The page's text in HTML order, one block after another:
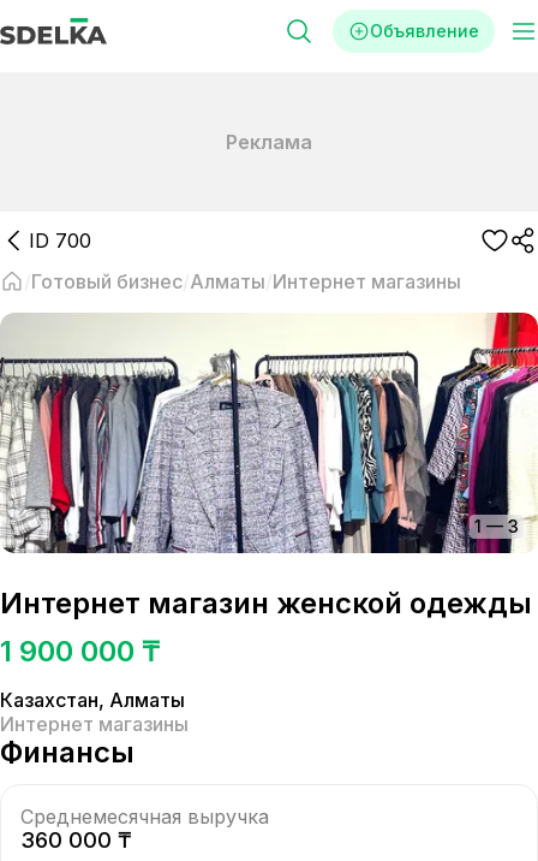
Объявление
Реклама
ID 700
Готовый бизнес Алматы Интернет магазины
1— 3
Интернет магазин женской одежды
1 900 000 ₸
Казахстан, Алматы
Интернет магазины
Финансы
Среднемесячная выручка
360 000 ₸